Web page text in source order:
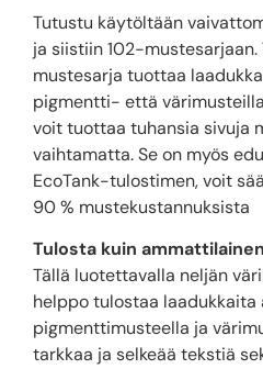
Tutustu käytöltään
ja siistiin 102-mustesarjaan.
mustesarja tuottaa
pigmentti- että
voit tuottaa tuhansia sivuja
vaihtamatta. Se on myös
EcoTank-tulostimen, voit
90 % mustekustannuksista
Tulosta kuin ammattilainen
Tällä luotettavalla neljän
helppo tulostaa laadukkaita
pigmenttimusteella ja
tarkkaa ja selkeää tekstiä